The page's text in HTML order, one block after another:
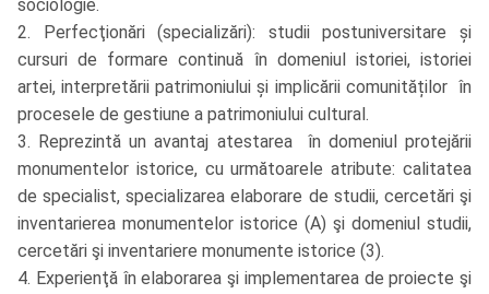
sociologie.
2. Perfecţionări (specializări): studii postuniversitare și
cursuri de formare continuă în domeniul istoriei, istoriei
artei, interpretării patrimoniului și implicării comunităților în
procesele de gestiune a patrimoniului cultural.
3. Reprezintă un avantaj atestarea în domeniul protejării
monumentelor istorice, cu următoarele atribute: calitatea
de specialist, specializarea elaborare de studii, cercetări şi
inventarierea monumentelor istorice (A) şi domeniul studii,
cercetări şi inventariere monumente istorice (3).
4. Experienţă în elaborarea şi implementarea de proiecte şi